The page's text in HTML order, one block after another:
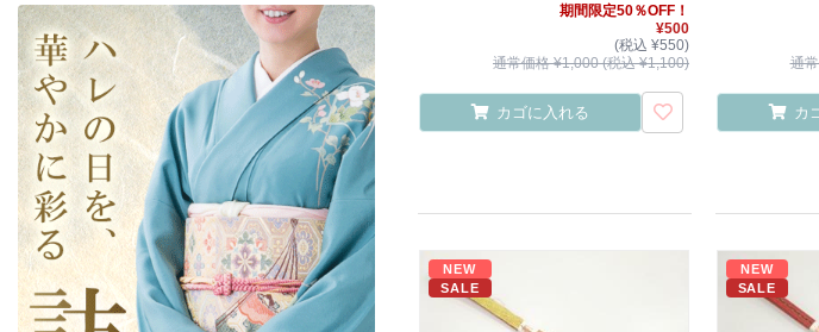
期間限定50％OFF！
¥500
(税込 ¥550)
通常価格 ¥1,000 (税込 ¥1,100)
カゴに入れる
通
カ
NEW
SALE
NEW
SALE